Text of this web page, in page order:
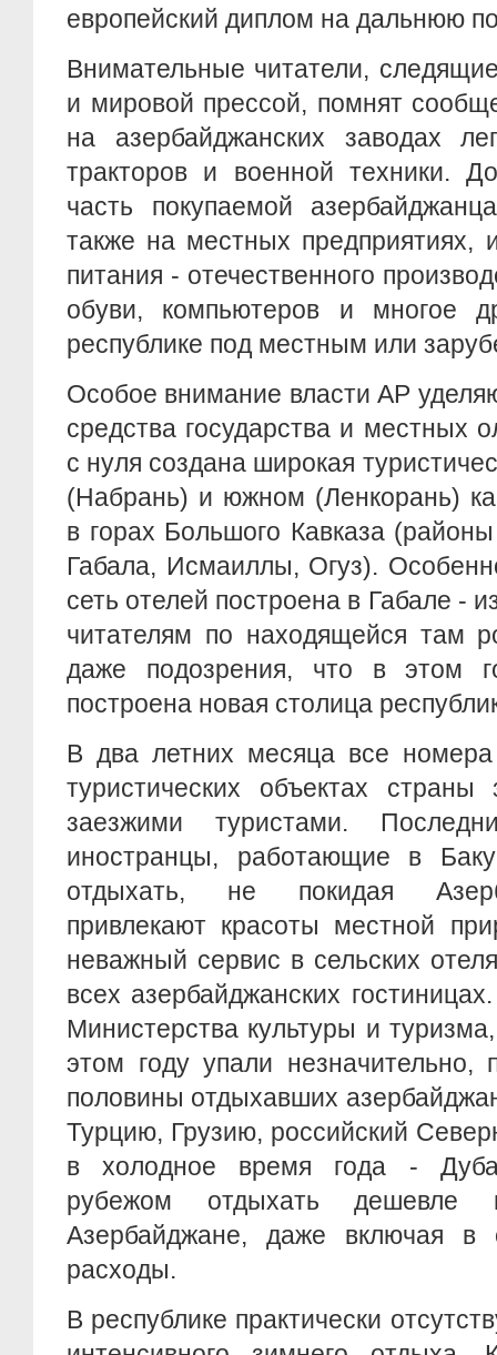
европейский диплом на дальнюю
Внимательные читатели,
и мировой прессой, помнят
на азербайджанских заводах
тракторов и военной техники.
часть покупаемой
также на местных предприятиях,
питания - отечественного
обуви, компьютеров и многое
республике под местным или
Особое внимание власти АР
средства государства и местных
с нуля создана широкая
(Набрань) и южном (Ленкорань)
в горах Большого Кавказа
Габала, Исмаиллы, Огуз).
сеть отелей построена в Габале -
читателям по находящейся там
даже подозрения, что в этом
построена новая столица
В два летних месяца все
туристических объектах
заезжими туристами.
иностранцы, работающие в
отдыхать, не покидая
привлекают красоты местной
неважный сервис в сельских
всех азербайджанских
Министерства культуры и
этом году упали незначительно,
половины отдыхавших
Турцию, Грузию, российский
в холодное время года -
рубежом отдыхать
Азербайджане, даже включая в
расходы.
В республике практически